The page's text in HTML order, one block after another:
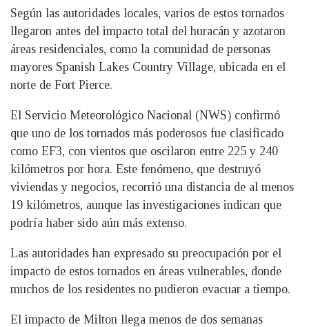
Según las autoridades locales, varios de estos tornados
llegaron antes del impacto total del huracán y azotaron
áreas residenciales, como la comunidad de personas
mayores Spanish Lakes Country Village, ubicada en el
norte de Fort Pierce.
El Servicio Meteorológico Nacional (NWS) confirmó
que uno de los tornados más poderosos fue clasificado
como EF3, con vientos que oscilaron entre 225 y 240
kilómetros por hora. Este fenómeno, que destruyó
viviendas y negocios, recorrió una distancia de al menos
19 kilómetros, aunque las investigaciones indican que
podría haber sido aún más extenso.
Las autoridades han expresado su preocupación por el
impacto de estos tornados en áreas vulnerables, donde
muchos de los residentes no pudieron evacuar a tiempo.
El impacto de Milton llega menos de dos semanas